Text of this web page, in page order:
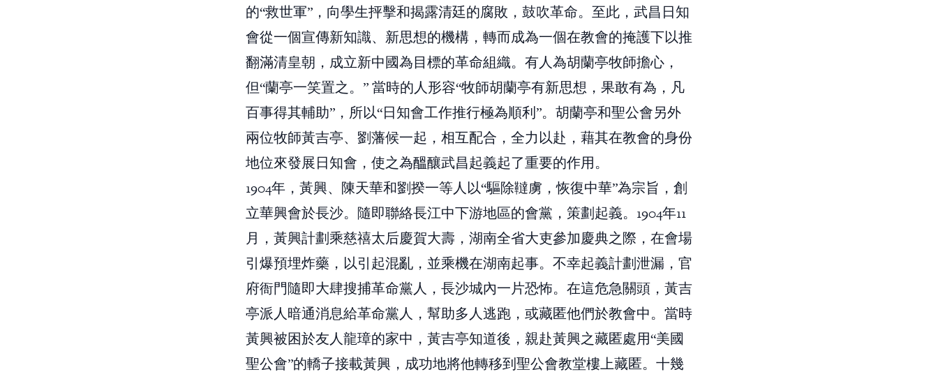
的“救世軍”，向學生抨擊和揭露清廷的腐敗，鼓吹革命。至此，武昌日知
會從一個宣傳新知識、新思想的機構，轉而成為一個在教會的掩護下以推
翻滿清皇朝，成立新中國為目標的革命組織。有人為胡蘭亭牧師擔心，
但“蘭亭一笑置之。” 當時的人形容“牧師胡蘭亭有新思想，果敢有為，凡
百事得其輔助”，所以“日知會工作推行極為順利”。胡蘭亭和聖公會另外
兩位牧師黃吉亭、劉藩候一起，相互配合，全力以赴，藉其在教會的身份
地位來發展日知會，使之為醞釀武昌起義起了重要的作用。
1904年，黃興、陳天華和劉揆一等人以“驅除韃虜，恢復中華”為宗旨，創
立華興會於長沙。隨即聯絡長江中下游地區的會黨，策劃起義。1904年11
月，黃興計劃乘慈禧太后慶賀大壽，湖南全省大吏參加慶典之際，在會場
引爆預埋炸藥，以引起混亂，並乘機在湖南起事。不幸起義計劃泄漏，官
府衙門隨即大肆搜捕革命黨人，長沙城內一片恐怖。在這危急關頭，黃吉
亭派人暗通消息給革命黨人，幫助多人逃跑，或藏匿他們於教會中。當時
黃興被困於友人龍璋的家中，黃吉亭知道後，親赴黃興之藏匿處用“美國
聖公會”的轎子接載黃興，成功地將他轉移到聖公會教堂樓上藏匿。十幾